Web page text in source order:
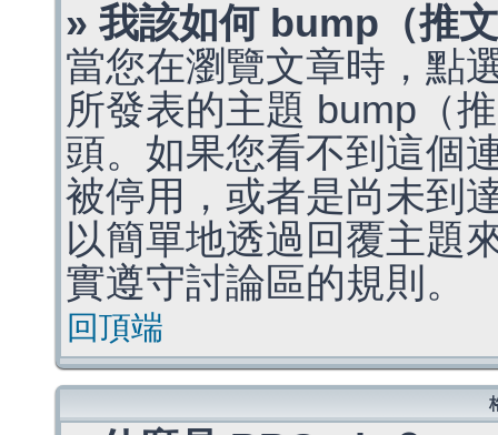
» 我該如何 bump（推
當您在瀏覽文章時，點
所發表的主題 bump（
頭。如果您看不到這個
被停用，或者是尚未到
以簡單地透過回覆主題
實遵守討論區的規則。
回頂端